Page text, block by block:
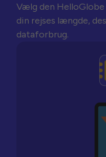
Vælg den HelloGlobe
din rejses længde,
dataforbrug.